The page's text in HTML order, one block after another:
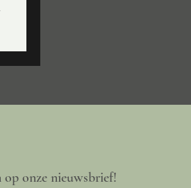
onze nieuwsbrief!